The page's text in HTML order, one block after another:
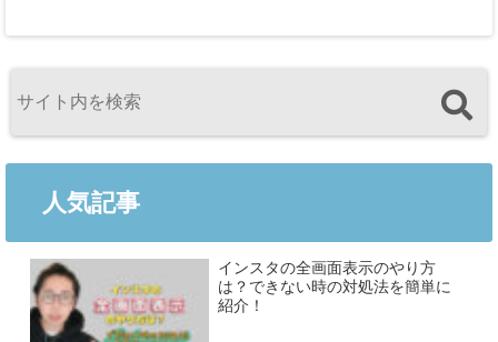
人気記事
インスタの全画面表示のやり方
は？できない時の対処法を簡単に
紹介！